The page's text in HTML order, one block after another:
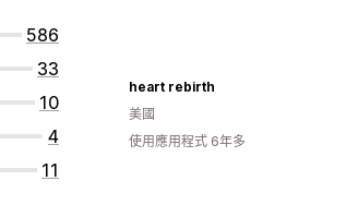
586
33
10
4
11
heart rebirth
美國
使用應用程式 6年多